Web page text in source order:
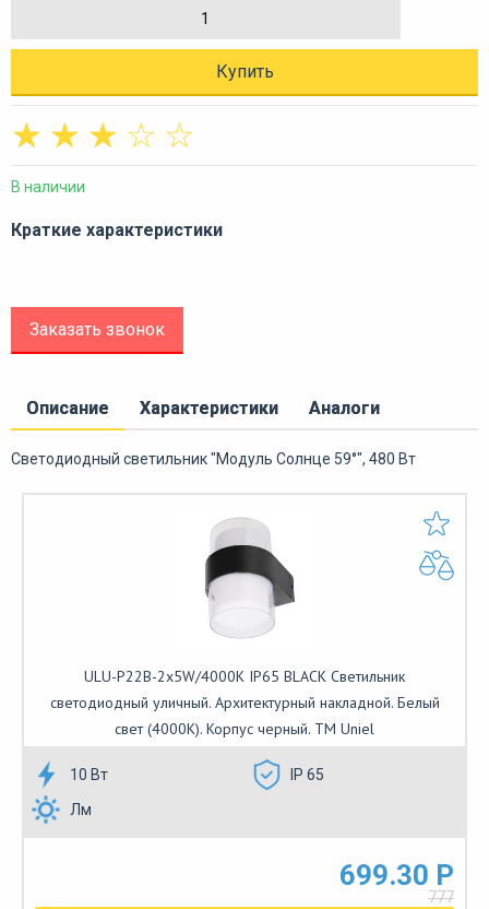
Купить
☆
☆
☆
☆
☆
В наличии
Краткие характеристики
Заказать звонок
Описание Характеристики Аналоги
Светодиодный светильник "Модуль Солнце 59°", 480 Вт
ULU-P22B-2x5W/4000K IP65 BLACK Светильник
светодиодный уличный. Архитектурный накладной. Белый
свет (4000K). Корпус черный. TM Uniel
10 Вт
IP 65
Лм
699.30 Р
777